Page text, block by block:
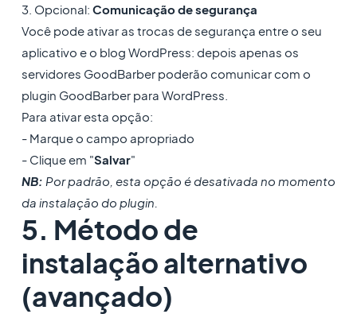
3. Opcional: Comunicação de segurança
Você pode ativar as trocas de segurança entre o seu
aplicativo e o blog WordPress: depois apenas os
servidores GoodBarber poderão comunicar com o
plugin GoodBarber para WordPress.
Para ativar esta opção:
- Marque o campo apropriado
- Clique em "Salvar"
NB: Por padrão, esta opção é desativada no momento
da instalação do plugin.
5. Método de
instalação alternativo
(avançado)